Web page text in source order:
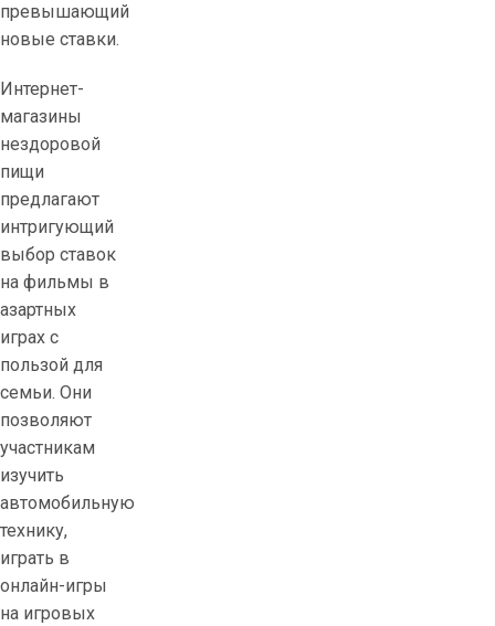
превышающий
новые ставки.
Интернет-
магазины
нездоровой
пищи
предлагают
интригующий
выбор ставок
на фильмы в
азартных
играх с
пользой для
семьи. Они
позволяют
участникам
изучить
автомобильную
технику,
играть в
онлайн-игры
на игровых